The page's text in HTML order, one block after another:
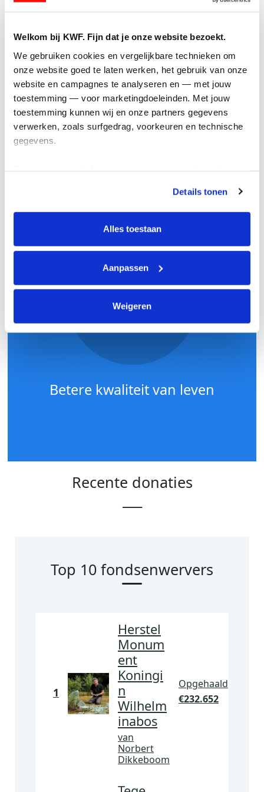
Welkom bij KWF. Fijn dat je onze website bezoekt.
We gebruiken cookies en vergelijkbare technieken om
onze website goed te laten werken, het gebruik van onze
website en campagnes te analyseren en — met jouw
toestemming — voor marketingdoeleinden. Met jouw
toestemming kunnen wij en onze partners gegevens
verwerken, zoals surfgedrag, voorkeuren en technische
gegevens.
tonen. Je kunt je toestemming op elk moment wijzigen of
intrekken via Cookie instellingen onderaan de pagina. De
lijst met cookies is te vinden in het tabblad “details”.
Details tonen
Alles toestaan
Aanpassen
Weigeren
Minder kanker
Meer genezing
Betere kwaliteit van leven
Recente donaties
Top 10 fondsenwervers
1
Herstel
Monum
ent
Koningi
n
Wilhelm
inabos
van
Norbert
Dikkeboom
Opgehaald
€232.652